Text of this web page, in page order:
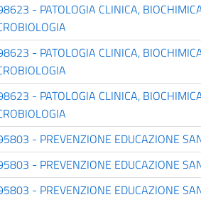
- PATOLOGIA CLINICA,
- PATOLOGIA CLINICA,
- PATOLOGIA CLINICA,
- PREVENZIONE EDUCAZIONE
- PREVENZIONE EDUCAZIONE
- PREVENZIONE EDUCAZIONE